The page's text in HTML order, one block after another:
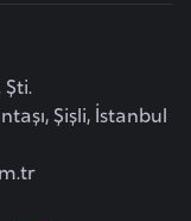
Şişli, İstanbul